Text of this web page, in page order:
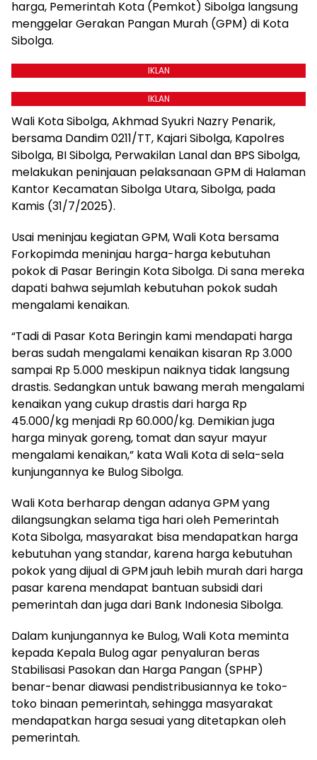
harga, Pemerintah Kota (Pemkot) Sibolga langsung
menggelar Gerakan Pangan Murah (GPM) di Kota
Sibolga.
IKLAN
IKLAN
Wali Kota Sibolga, Akhmad Syukri Nazry Penarik,
bersama Dandim 0211/TT, Kajari Sibolga, Kapolres
Sibolga, BI Sibolga, Perwakilan Lanal dan BPS Sibolga,
melakukan peninjauan pelaksanaan GPM di Halaman
Kantor Kecamatan Sibolga Utara, Sibolga, pada
Kamis (31/7/2025).
Usai meninjau kegiatan GPM, Wali Kota bersama
Forkopimda meninjau harga-harga kebutuhan
pokok di Pasar Beringin Kota Sibolga. Di sana mereka
dapati bahwa sejumlah kebutuhan pokok sudah
mengalami kenaikan.
“Tadi di Pasar Kota Beringin kami mendapati harga
beras sudah mengalami kenaikan kisaran Rp 3.000
sampai Rp 5.000 meskipun naiknya tidak langsung
drastis. Sedangkan untuk bawang merah mengalami
kenaikan yang cukup drastis dari harga Rp
45.000/kg menjadi Rp 60.000/kg. Demikian juga
harga minyak goreng, tomat dan sayur mayur
mengalami kenaikan,” kata Wali Kota di sela-sela
kunjungannya ke Bulog Sibolga.
Wali Kota berharap dengan adanya GPM yang
dilangsungkan selama tiga hari oleh Pemerintah
Kota Sibolga, masyarakat bisa mendapatkan harga
kebutuhan yang standar, karena harga kebutuhan
pokok yang dijual di GPM jauh lebih murah dari harga
pasar karena mendapat bantuan subsidi dari
pemerintah dan juga dari Bank Indonesia Sibolga.
Dalam kunjungannya ke Bulog, Wali Kota meminta
kepada Kepala Bulog agar penyaluran beras
Stabilisasi Pasokan dan Harga Pangan (SPHP)
benar-benar diawasi pendistribusiannya ke toko-
toko binaan pemerintah, sehingga masyarakat
mendapatkan harga sesuai yang ditetapkan oleh
pemerintah.